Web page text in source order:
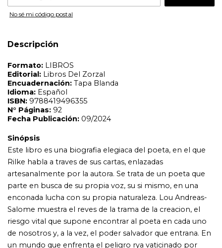
No sé mi código postal
Descripción
Este libro es una biografia elegiaca del poeta, en el que
parte en busca de su propia voz, su si mismo, en una
Salome muestra el reves de la trama de la creacion, el
riesgo vital que supone encontrar al poeta en cada uno
de nosotros y, a la vez, el poder salvador que entrana. En
un mundo que enfrenta el peligro rya vaticinado por
Nietzscher de que los sentimientos se vean aplastados
por la razon, Rilke se revela aqui como el poeta que
acepto ese desafio, que el mismo vivio en una dramatica